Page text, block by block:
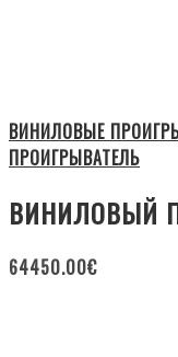
ВИНИЛОВЫЕ
ПРОИГРЫВАТЕЛЬ
ВИНИЛОВЫЙ
64450.00€